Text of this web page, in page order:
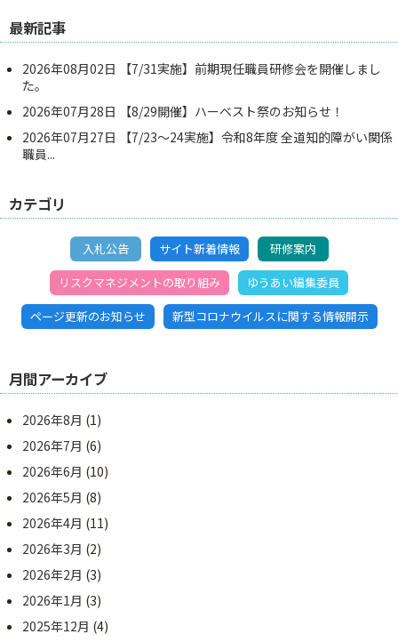
最新記事
2026年08月02日
【7/31実施】前期現任職員研修会を開催しまし
た。
2026年07月28日
【8/29開催】ハーベスト祭のお知らせ！
2026年07月27日
【7/23～24実施】令和8年度 全道知的障がい関係
職員...
カテゴリ
入札公告 サイト新着情報
研修案内
リスクマネジメントの取り組み
ゆうあい編集委員
ページ更新のお知らせ
新型コロナウイルスに関する情報開示
月間アーカイブ
2026年8月 (1)
2026年7月 (6)
2026年6月 (10)
2026年5月 (8)
2026年4月 (11)
2026年3月 (2)
2026年2月 (3)
2026年1月 (3)
2025年12月 (4)